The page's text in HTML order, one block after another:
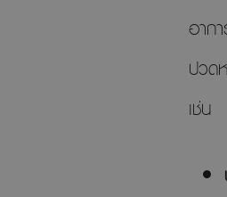
อาก
ปวด
เช่น